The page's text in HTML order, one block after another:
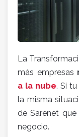
La
más empresas
a la nube. Si
la misma
de Sarenet
negocio.